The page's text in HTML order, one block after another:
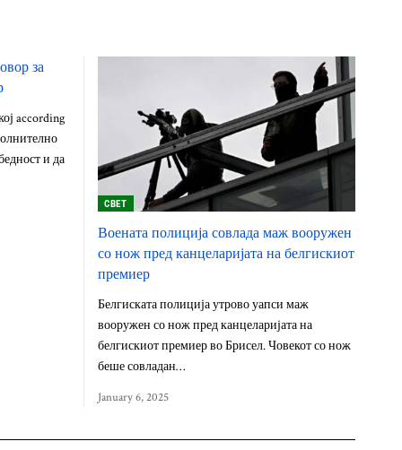
за
according
и да
СВЕТ
Воената полиција совлада маж вооружен
со нож пред канцеларијата на белгискиот
премиер
Белгиската полиција утрово уапси маж
вооружен со нож пред канцеларијата на
белгискиот премиер во Брисел. Човекот со нож
беше совладан…
January 6, 2025